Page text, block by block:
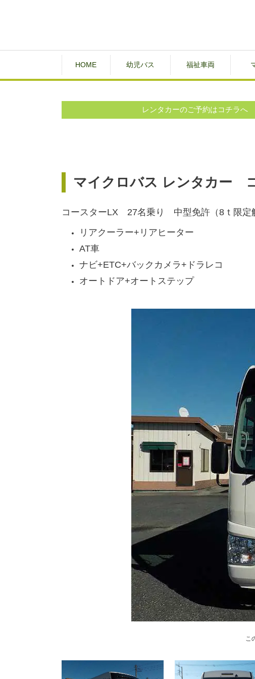
HOME 幼児バス 福祉車両
レンタカーのご予約はコチラへ
マイクロバス レンタカー
コースターLX 27名乗り 中型免許（8ｔ限定
リアクーラー+リアヒーター
AT車
ナビ+ETC+バックカメラ+ドラレコ
オートドア+オートステップ
こ